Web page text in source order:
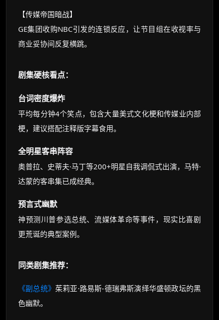
【传媒帝国暗战】
GE集团收购NBC引发的连锁反应，让节目组在收视率与
商业妥协间反复横跳。
剧集硬核看点：
台词密度爆炸
平均每分钟4个笑点，包含大量美式文化梗和传媒业内部
梗，建议搭配注释版字幕食用。
全明星客串阵容
奥普拉、史蒂夫·马丁等200+明星自我调侃式出演，马特·
达蒙的客串集已成经典。
预言式幽默
神预测川普参选总统、流媒体革命等事件，现实比喜剧
更荒诞的典型案例。
同类剧集推荐：
《副总统》 茱莉亚·路易斯-德瑞弗斯演绎华盛顿政坛的黑
色幽默。